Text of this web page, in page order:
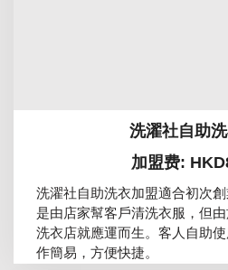
洗濯社自助
加盟费:
洗濯社自助洗衣加盟適合初次
是由店家幫客戶清洗衣服，但
洗衣店就應運而生。客人自助
作簡易，方便快捷。